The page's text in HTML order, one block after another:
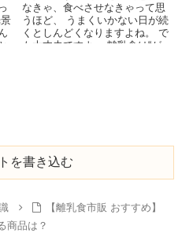
なきゃ、食べさせなきゃって思
うほど、 うまくいかない日が続
くとしんどくなりますよね。 で
も大丈夫ですよ。 離乳食は“が
を書き込む
【離乳食市販 おすすめ】
商品は？